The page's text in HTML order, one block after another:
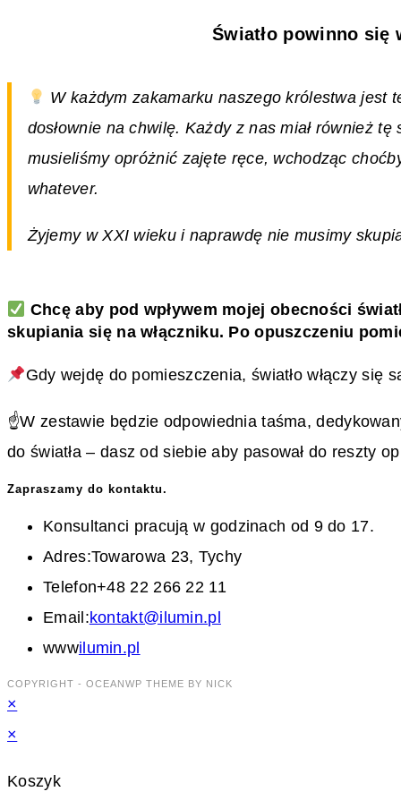
Światło powinno się
W każdym zakamarku naszego królestwa jest
dosłownie na chwilę. Każdy z nas miał również
musieliśmy opróżnić zajęte ręce, wchodząc
whatever.
Żyjemy w XXI wieku i naprawdę nie musimy
Chcę aby pod wpływem mojej obecności
skupiania się na włączniku. Po opuszczeniu
Gdy wejdę do pomieszczenia, światło włączy się
☝W zestawie będzie odpowiednia taśma,
do światła – dasz od siebie aby pasował do reszty
Zapraszamy do kontaktu.
Konsultanci pracują w godzinach od 9 do 17.
Adres:Towarowa 23, Tychy
Telefon+48 22 266 22 11
Email:kontakt@ilumin.plOpens
your
wwwilumin.pl
COPYRIGHT - OCEANWP THEME BY NICK
×
×
Koszyk